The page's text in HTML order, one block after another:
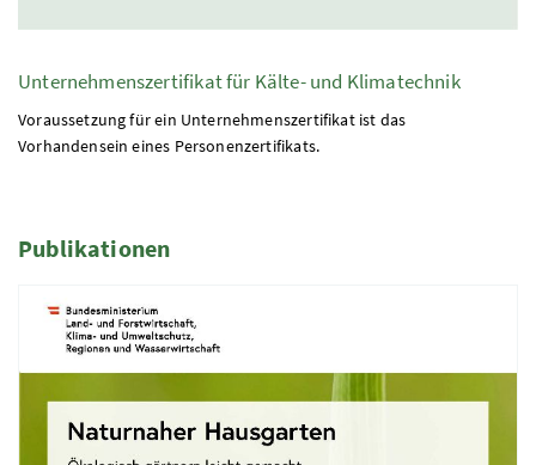
Unternehmenszertifikat für Kälte- und Klimatechnik
Voraussetzung für ein Unternehmenszertifikat ist das
Vorhandensein eines Personenzertifikats.
Publikationen
1 Elemente